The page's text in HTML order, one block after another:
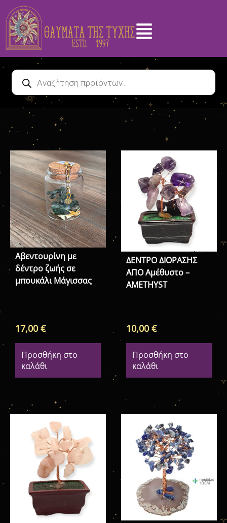
Αβεντουρίνη με
δέντρο ζωής σε
μπουκάλι Μάγισσας
17,00€
Προσθήκη στο
καλάθι
ΔΕΝΤΡΟ ΔΙΟΡΑΣΗΣ
ΑΠΟ Αμέθυστο –
ΑΜΕΤΗΥST
10,00€
Προσθήκη στο
καλάθι